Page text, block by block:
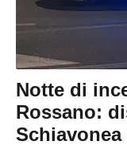
Notte di
Rossano: